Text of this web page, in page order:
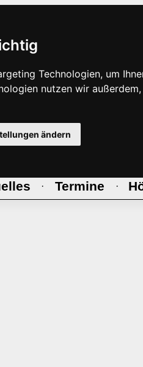
Technologien, um
nutzen wir
ändern
· Termine ·